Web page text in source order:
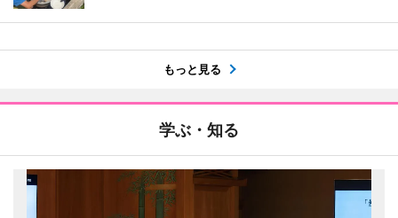
もっと見る
学ぶ・知る